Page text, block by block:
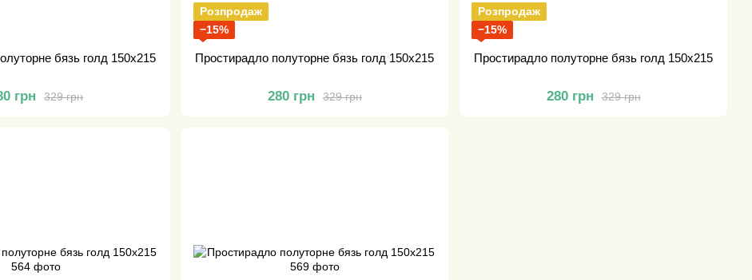
бязь голд 150х215
329 грн
грн
Розпродаж
−15%
Простирадло полуторне бязь голд 150х215
329 грн
280 грн
Розпродаж
−15%
Простирадло полуторне бязь голд 150х215
329 грн
280 грн